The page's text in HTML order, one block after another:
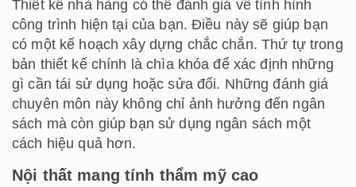
Thiết kế nhà hàng có thể đánh giá về tình hình
công trình hiện tại của bạn. Điều này sẽ giúp bạn
có một kế hoạch xây dựng chắc chắn. Thứ tự trong
bản thiết kế chính là chìa khóa để xác định những
gì cần tái sử dụng hoặc sửa đổi. Những đánh giá
chuyên môn này không chỉ ảnh hưởng đến ngân
sách mà còn giúp bạn sử dụng ngân sách một
cách hiệu quả hơn.
Nội thất mang tính thẩm mỹ cao